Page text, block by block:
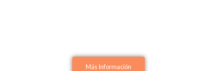
Más Información